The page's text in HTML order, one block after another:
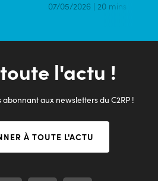
07/05/2026 | 20 mins
l'actu !
aux newsletters du C2RP !
À TOUTE L'ACTU